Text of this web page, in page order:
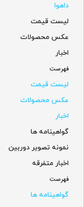
داهوا
لیست قیمت
عکس محصولات
اخبار
فهرست
لیست قیمت
عکس محصولات
اخبار
گواهینامه ها
نمونه تصویر دوربین
اخبار متفرقه
فهرست
گواهینامه ها